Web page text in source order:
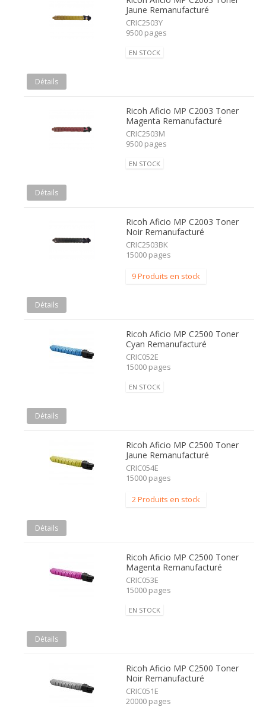
Jaune Remanufacturé
CRIC2503Y
9500 pages
EN STOCK
Détails
Ricoh Aficio MP C2003 Toner
Magenta Remanufacturé
CRIC2503M
9500 pages
EN STOCK
Détails
Ricoh Aficio MP C2003 Toner
Noir Remanufacturé
CRIC2503BK
15000 pages
9 Produits en stock
Détails
Ricoh Aficio MP C2500 Toner
Cyan Remanufacturé
CRIC052E
15000 pages
EN STOCK
Détails
Ricoh Aficio MP C2500 Toner
Jaune Remanufacturé
CRIC054E
15000 pages
2 Produits en stock
Détails
Ricoh Aficio MP C2500 Toner
Magenta Remanufacturé
CRIC053E
15000 pages
EN STOCK
Détails
Ricoh Aficio MP C2500 Toner
Noir Remanufacturé
CRIC051E
20000 pages